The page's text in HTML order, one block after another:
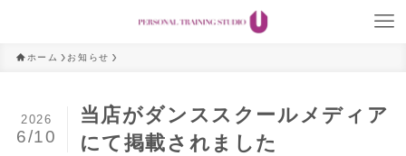
ホーム お知らせ
当店がダンススクールメディア
にて掲載されました
2026
6/10